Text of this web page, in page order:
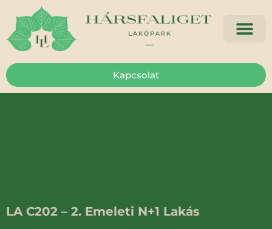
Kapcsolat
LA C202 – 2. Emeleti N+1 Lakás